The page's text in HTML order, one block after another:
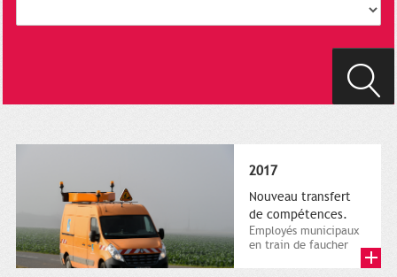
2017
Nouveau transfert
de compétences.
Employés municipaux
en train de faucher